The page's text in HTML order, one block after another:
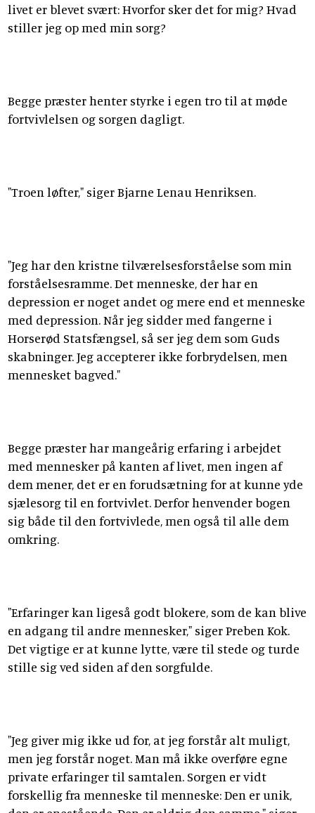
livet er blevet svært: Hvorfor sker det for mig? Hvad
stiller jeg op med min sorg?
Begge præster henter styrke i egen tro til at møde
fortvivlelsen og sorgen dagligt.
"Troen løfter," siger Bjarne Lenau Henriksen.
"Jeg har den kristne tilværelsesforståelse som min
forståelsesramme. Det menneske, der har en
depression er noget andet og mere end et menneske
med depression. Når jeg sidder med fangerne i
Horserød Statsfængsel, så ser jeg dem som Guds
skabninger. Jeg accepterer ikke forbrydelsen, men
mennesket bagved."
Begge præster har mangeårig erfaring i arbejdet
med mennesker på kanten af livet, men ingen af
dem mener, det er en forudsætning for at kunne yde
sjælesorg til en fortvivlet. Derfor henvender bogen
sig både til den fortvivlede, men også til alle dem
omkring.
"Erfaringer kan ligeså godt blokere, som de kan blive
en adgang til andre mennesker," siger Preben Kok.
Det vigtige er at kunne lytte, være til stede og turde
stille sig ved siden af den sorgfulde.
"Jeg giver mig ikke ud for, at jeg forstår alt muligt,
men jeg forstår noget. Man må ikke overføre egne
private erfaringer til samtalen. Sorgen er vidt
forskellig fra menneske til menneske: Den er unik,